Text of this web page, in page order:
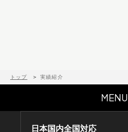
トップ 実績紹介
MENU
日本国内全国対応